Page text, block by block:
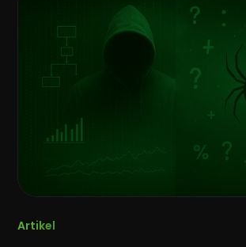
Artikel